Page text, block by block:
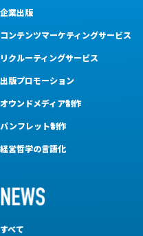
企業出版
コンテンツマーケティングサービス
リクルーティングサービス
出版プロモーション
オウンドメディア制作
パンフレット制作
経営哲学の言語化
すべて